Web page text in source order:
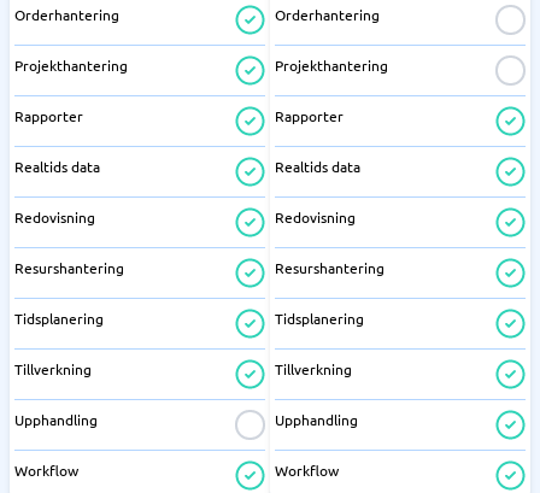
Orderhantering
Projekthantering
Rapporter
Realtids data
Redovisning
Resurshantering
Tidsplanering
Tillverkning
Upphandling
Workflow
Orderhantering
Projekthantering
Rapporter
Realtids data
Redovisning
Resurshantering
Tidsplanering
Tillverkning
Upphandling
Workflow